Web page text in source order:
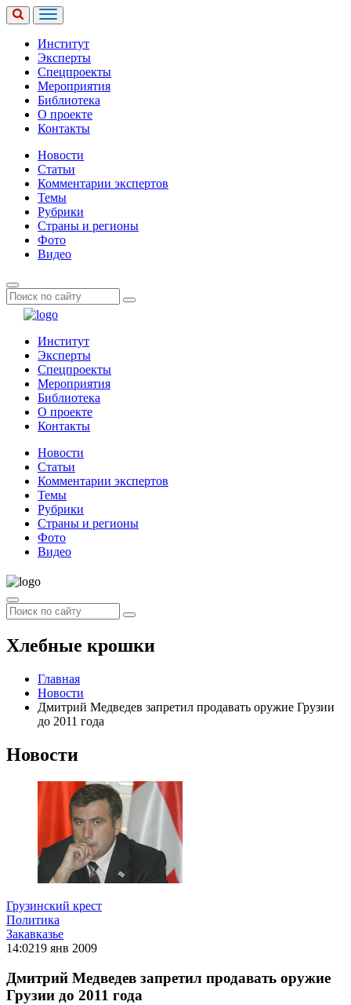
Институт
Эксперты
Спецпроекты
Мероприятия
Библиотека
О проекте
Контакты
Новости
Статьи
Комментарии экспертов
Темы
Рубрики
Страны и регионы
Фото
Видео
Институт
Эксперты
Спецпроекты
Мероприятия
Библиотека
О проекте
Контакты
Новости
Статьи
Комментарии экспертов
Темы
Рубрики
Страны и регионы
Фото
Видео
Хлебные крошки
Главная
Новости
Дмитрий Медведев запретил продавать оружие Грузии
до 2011 года
Новости
Грузинский крест
Политика
Закавказье
14:0219 янв 2009
Дмитрий Медведев запретил продавать оружие
Грузии до 2011 года